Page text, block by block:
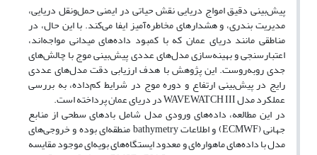
پیش‌بینی دقیق امواج دریایی نقش حیاتی در ایمنی حمل‌ونقل دریایی،
مدیریت بندری، و هشدارهای مخاطره‌آمیز ایفا می‌کند. با این حال، در
مناطقی مانند دریای عمان که با کمبود داده‌های میدانی مواجه‌اند،
اعتبارسنجی و بهینه‌سازی مدل‌های عددی پیش‌بینی موج با چالش‌های
جدی روبه‌روست. این پژوهش با هدف ارزیابی دقت مدل‌های عددی
رایج در پیش‌بینی ارتفاع و دوره موج در شرایط کم‌داده، به بررسی
عملکرد مدل WAVEWATCH III در دریای عمان پرداخته است.
در این مطالعه، داده‌های ورودی مدل شامل بادهای سطحی از منابع
جهانی (ECMWF) و اطلاعات bathymetry منطقه‌ای بوده و خروجی‌های
مدل با داده‌های ماهواره‌ای و معدود ایستگاه‌های بویه‌ای موجود مقایسه